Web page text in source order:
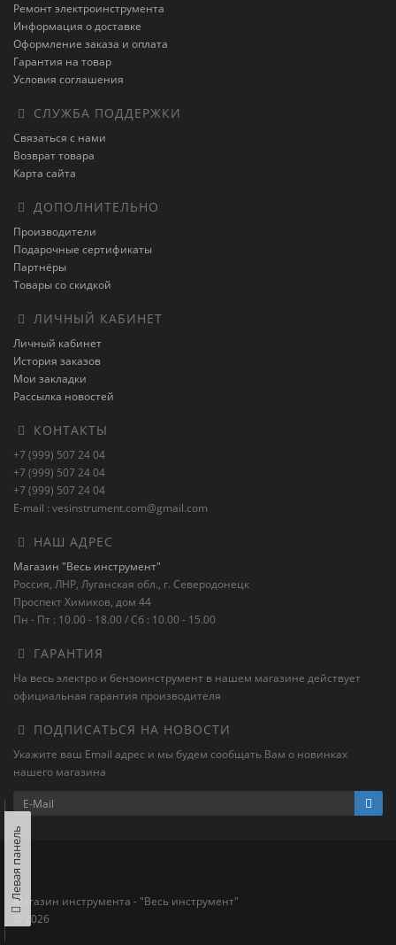
Ремонт электроинструмента
Информация о доставке
Оформление заказа и оплата
Гарантия на товар
Условия соглашения
СЛУЖБА ПОДДЕРЖКИ
Связаться с нами
Возврат товара
Карта сайта
ДОПОЛНИТЕЛЬНО
Производители
Подарочные сертификаты
Партнёры
Товары со скидкой
ЛИЧНЫЙ КАБИНЕТ
Личный кабинет
История заказов
Мои закладки
Рассылка новостей
КОНТАКТЫ
+7 (999) 507 24 04
+7 (999) 507 24 04
+7 (999) 507 24 04
E-mail : vesinstrument.com@gmail.com
НАШ АДРЕС
Магазин "Весь инструмент"
Россия, ЛНР, Луганская обл., г. Северодонецк
Проспект Химиков, дом 44
Пн - Пт : 10.00 - 18.00 / Сб : 10.00 - 15.00
ГАРАНТИЯ
На весь электро и бензоинструмент в нашем магазине действует
официальная гарантия производителя
ПОДПИСАТЬСЯ НА НОВОСТИ
Укажите ваш Email адрес и мы будем сообщать Вам о новинках
нашего магазина
Магазин инструмента - "Весь инструмент"
© 2026
Левая панель